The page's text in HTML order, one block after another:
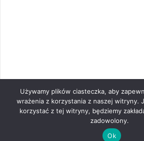
Używamy plików ciasteczka, aby
wrażenia z korzystania z naszej witryny.
korzystać z tej witryny, będziemy
zadowolony.
Ok